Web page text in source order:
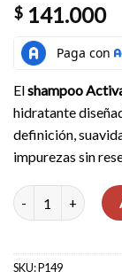
$ 141.000
Elshampoo
hidratante
definición,
impurezas sin
Shampoo
SKU:P149